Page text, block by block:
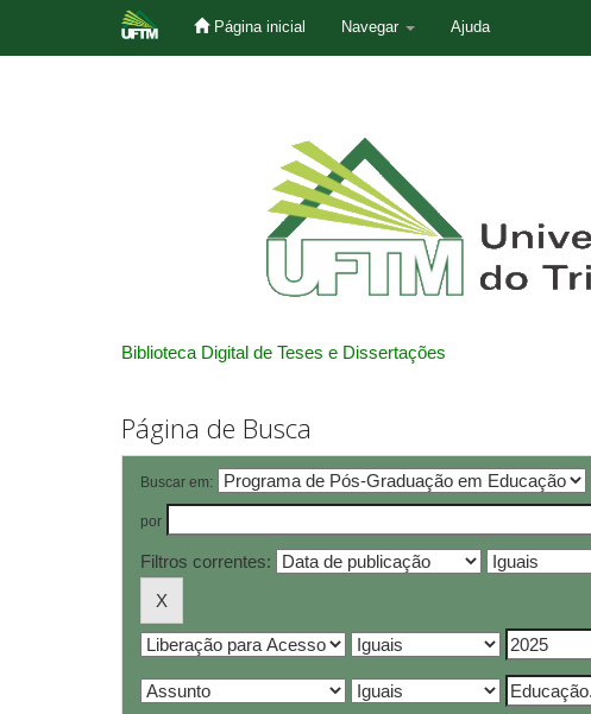
Página inicial Navegar Ajuda
Biblioteca Digital de Teses e Dissertações
Página de Busca
Buscar em:
por
Filtros correntes: